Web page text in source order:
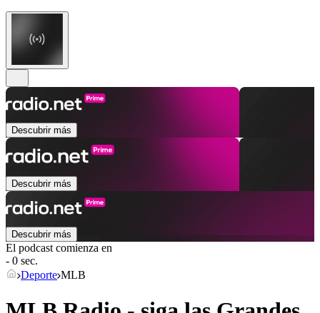
Descubrir más
Descubrir más
Descubrir más
El podcast comienza en
- 0 sec.
Deporte MLB